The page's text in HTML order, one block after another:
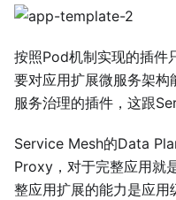
按照Pod机制实现的插件
要对应用扩展微服务架构
服务治理的插件，这跟
Service Mesh的Data
Proxy，对于完整应用就
整应用扩展的能力是应